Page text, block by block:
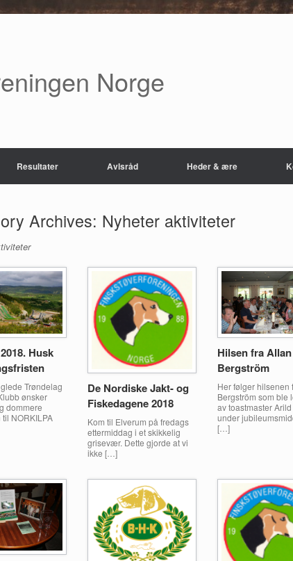
Norge
Resultater Avlsråd Heder & ære
Archives: Nyheter aktiviteter
Husk
Trøndelag
ønsker
dommere
NORKILPA
De Nordiske Jakt- og
Fiskedagene 2018
Kom til Elverum på fredags
ettermiddag i et skikkelig
grisevær. Dette gjorde at vi
ikke […]
Hilsen fra Allan
Bergström
Her følger hilsenen
Bergström som ble
av toastmaster
under
[…]